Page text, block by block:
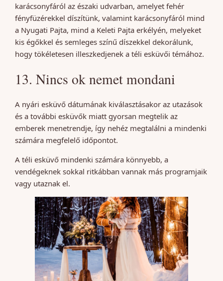
karácsonyfáról az északi udvarban, amelyet fehér
fényfüzérekkel díszítünk, valamint karácsonyfáról mind
a Nyugati Pajta, mind a Keleti Pajta erkélyén, melyeket
kis égőkkel és semleges színű díszekkel dekorálunk,
hogy tökéletesen illeszkedjenek a téli esküvői témához.
13. Nincs ok nemet mondani
A nyári esküvő dátumának kiválasztásakor az utazások
és a további esküvők miatt gyorsan megtelik az
emberek menetrendje, így nehéz megtalálni a mindenki
számára megfelelő időpontot.
A téli esküvő mindenki számára könnyebb, a
vendégeknek sokkal ritkábban vannak más programjaik
vagy utaznak el.